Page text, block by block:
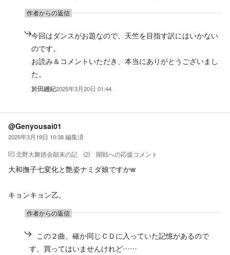
作者からの返信
今回はダンスがお題なので、天竺を目指す訳にはいかない
のです。
お読み＆コメントいただき、本当にありがとうございまし
た。
於田縫紀2025年3月20日 01:44
@Genyousai01
2025年3月19日 10:38編集済
北野大舞踏会顛末の記 ⑵ 開戦への応援コメント
大和撫子七変化と艶姿ナミダ娘ですかw
キョンキョン乙。
作者からの返信
この２曲、確か同じＣＤに入っていた記憶があるので
す。買ってはいませんけれど……